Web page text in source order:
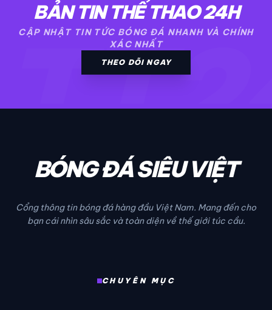
BẢN TIN THỂ THAO 24H
CẬP NHẬT TIN TỨC BÓNG ĐÁ NHANH VÀ CHÍNH
XÁC NHẤT
THEO DÕI NGAY
BÓNG ĐÁ SIÊU VIỆT
Cổng thông tin bóng đá hàng đầu Việt Nam. Mang đến cho
bạn cái nhìn sâu sắc và toàn diện về thế giới túc cầu.
CHUYÊN MỤC